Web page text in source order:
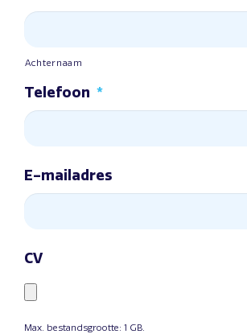
Achternaam
Telefoon *
E-mailadres
CV
Max. bestandsgrootte: 1 GB.